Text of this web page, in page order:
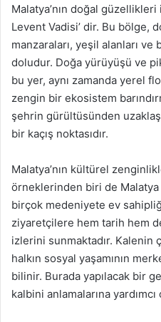
Malatya’nın doğal
Levent Vadisi’ dir. Bu bölge,
manzaraları, yeşil alanları ve
doludur. Doğa yürüyüşü ve
bu yer, aynı zamanda yerel
zengin bir ekosistem
şehrin gürültüsünden
bir kaçış noktasıdır.
Malatya’nın kültürel
örneklerinden biri de Malatya
birçok medeniyete ev
ziyaretçilere hem tarih hem
izlerini sunmaktadır. Kalenin
halkın sosyal yaşamının
bilinir. Burada yapılacak bir
kalbini anlamalarına yardımcı